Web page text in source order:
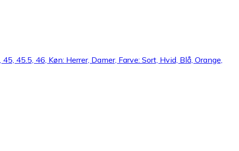
45.5, 46, Køn: Herrer, Damer, Farve: Sort, Hvid, Blå, Orange,